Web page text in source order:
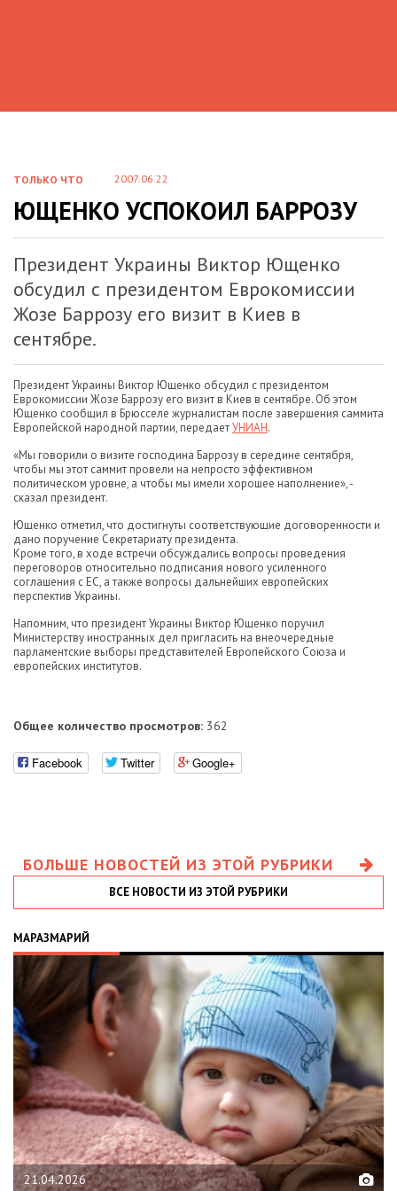
ТОЛЬКО ЧТО 2007.06.22
ЮЩЕНКО УСПОКОИЛ БАРРОЗУ
Президент Украины Виктор Ющенко
обсудил с президентом Еврокомиссии
Жозе Баррозу его визит в Киев в
сентябре.
Президент Украины Виктор Ющенко обсудил с президентом
Еврокомиссии Жозе Баррозу его визит в Киев в сентябре. Об этом
Ющенко сообщил в Брюсселе журналистам после завершения саммита
Европейской народной партии, передаетУНИАН.
«Мы говорили о визите господина Баррозу в середине сентября,
чтобы мы этот саммит провели на непросто эффективном
политическом уровне, а чтобы мы имели хорошее наполнение», -
сказал президент.
Ющенко отметил, что достигнуты соответствующие договоренности и
дано поручение Секретариату президента.
Кроме того, в ходе встречи обсуждались вопросы проведения
переговоров относительно подписания нового усиленного
соглашения с ЕС, а также вопросы дальнейших европейских
перспектив Украины.
Напомним, что президент Украины Виктор Ющенко поручил
Министерству иностранных дел пригласить на внеочередные
парламентские выборы представителей Европейского Союза и
европейских институтов.
Общее количество просмотров: 362
Facebook Twitter Google+
БОЛЬШЕ НОВОСТЕЙ ИЗ ЭТОЙ РУБРИКИ
ВСЕ НОВОСТИ ИЗ ЭТОЙ РУБРИКИ
МАРАЗМАРИЙ
21.04.2026